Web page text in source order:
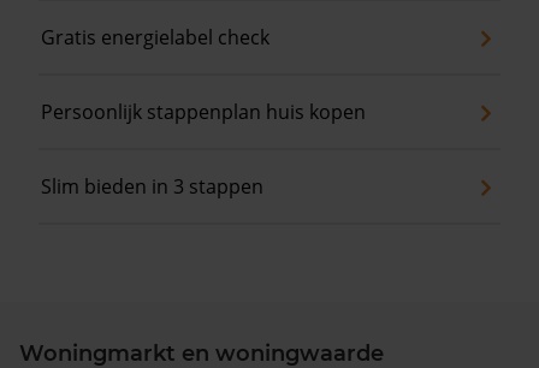
Gratis energielabel check
Persoonlijk stappenplan huis kopen
Slim bieden in 3 stappen
Woningmarkt en woningwaarde